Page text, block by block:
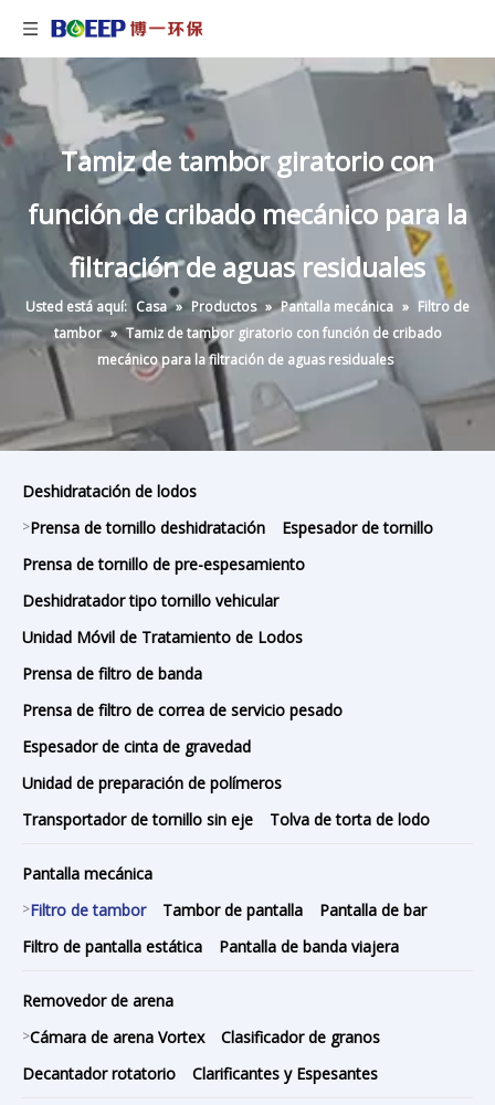
Tamiz de tambor giratorio con
función de cribado mecánico para la
filtración de aguas residuales
Usted está aquí: Casa » Productos » Pantalla mecánica » Filtro de
tambor » Tamiz de tambor giratorio con función de cribado
mecánico para la filtración de aguas residuales
Deshidratación de lodos
>Prensa de tornillo deshidratación
Espesador de tornillo
Prensa de tornillo de pre-espesamiento
Deshidratador tipo tornillo vehicular
Unidad Móvil de Tratamiento de Lodos
Prensa de filtro de banda
Prensa de filtro de correa de servicio pesado
Espesador de cinta de gravedad
Unidad de preparación de polímeros
Transportador de tornillo sin eje
Tolva de torta de lodo
Pantalla mecánica
>Filtro de tambor Tambor de pantalla
Pantalla de bar
Filtro de pantalla estática
Pantalla de banda viajera
Removedor de arena
>Cámara de arena Vortex
Clasificador de granos
Decantador rotatorio
Clarificantes y Espesantes